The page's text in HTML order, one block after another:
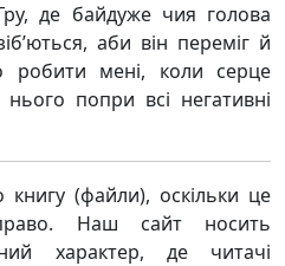
де байдуже чия голова
аби він переміг й
робити мені, коли серце
попри всі негативні
(файли), оскільки це
Наш сайт носить
характер, де читачі